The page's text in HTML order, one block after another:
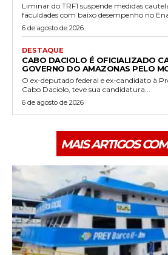
Liminar do TRF1 suspende medidas
faculdades com baixo desempenho no
6 de agosto de 2026
DESTAQUE
CABO DACIOLO É OFICIALIZADO
GOVERNO DO AMAZONAS PELO
O ex-deputado federal e ex-candidato à
Cabo Daciolo, teve sua candidatura...
6 de agosto de 2026
MAIS ARTIGOS